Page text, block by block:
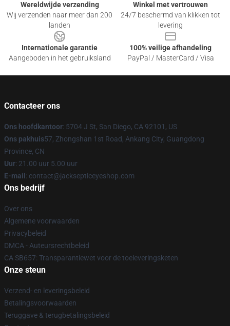
Wereldwijde verzending
Wij verzenden naar meer dan 200
landen
Winkel met vertrouwen
24/7 beschermd van klikken tot
levering
Internationale garantie
Aangeboden in het gebruiksland
100% veilige afhandeling
PayPal / MasterCard / Visa
Contacteer ons
Ons hoofdkantoor: 5704 J St, San Diego, CA 92101, US
Ons pakhuis57, Zhongshan 1st Road, Ankang City, Guangdong
Province, CN
Uur: 21.00 uur 5.00 uur
E-mail : contact@jacksepticeyeshop.com
Ons bedrijf
Over ons
Algemene voorwaarden
Privacybeleid
DMCA - Auteursrechtbeleid
CA SB657: Transparantiewet voor de toeleveringsketen
Onze steun
Verzend- en leveringsbeleid
Betalingsvoorwaarden
Teruggave & terugbetalingsbeleid